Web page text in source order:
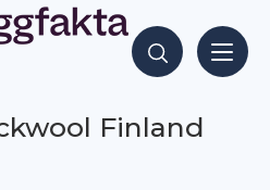
Hae sisältöjä
Finland